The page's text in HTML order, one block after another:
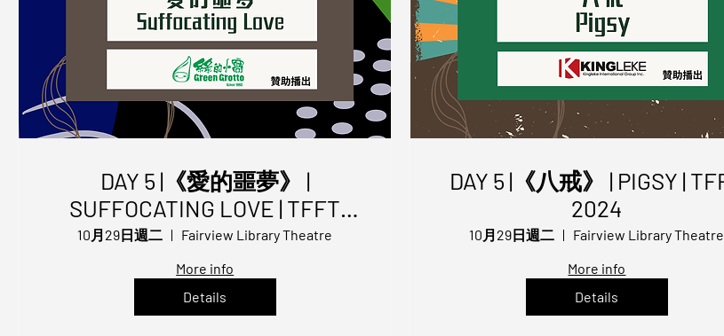
DAY 5 |《愛的噩夢》 |
SUFFOCATING LOVE | TFFT
2024
10月29日週二
Fairview Library Theatre
More info
Details
DAY 5 |《八戒》 | PIGSY | TFFT
2024
10月29日週二
Fairview Library Theatre
More info
Details